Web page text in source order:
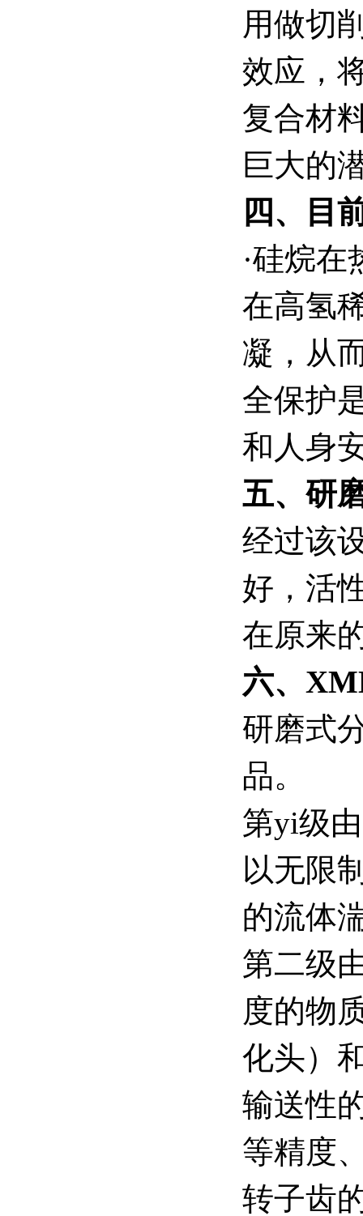
用做切
效应，
复合材
巨大的
四、目
·硅烷
在高氢
凝，从
全保护
和人身
五、研
经过该
好，活
在原来
六、
研磨式
品。
第yi级
以无限
的流体
第二级
度的物
化头）
输送性
等精度
转子齿